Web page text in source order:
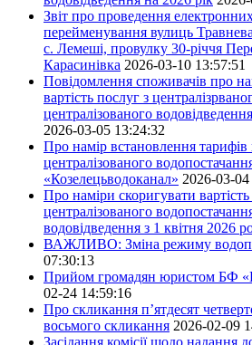
Звіт про проведення
перейменування вулиць
с. Лемеші, провулку 30-річчя
Карасинівка 2026-03-10 13:57:51
Повідомлення споживачів про
вартість послуг з
централізованого
2026-03-05 13:24:32
Про намір встановлення тарифів
централізованого
«Козелецьводоканал» 2026-03-
Про наміри скоригувати
централізованого
водовідведення з 1 квітня 2026
ВАЖЛИВО: Зміна режиму
07:30:13
Прийом громадян юристом БФ
02-24 14:59:16
Про скликання п’ятдесят
восьмого скликання 2026-02-09
Засідання комісії щодо надання